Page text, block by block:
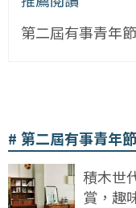
第二屆有事青年
第二屆有事青年節
積木世
賞，趣